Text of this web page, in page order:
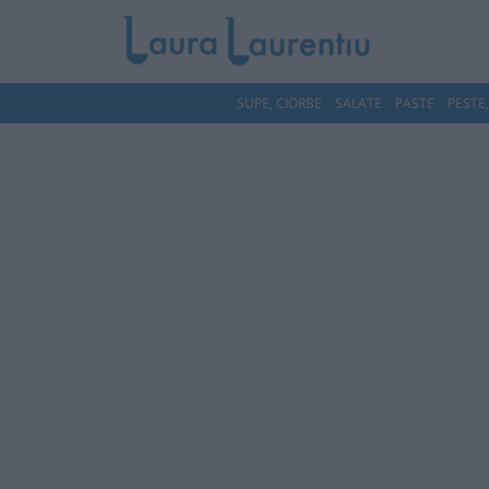
SUPE, CIORBE SALATE PASTE